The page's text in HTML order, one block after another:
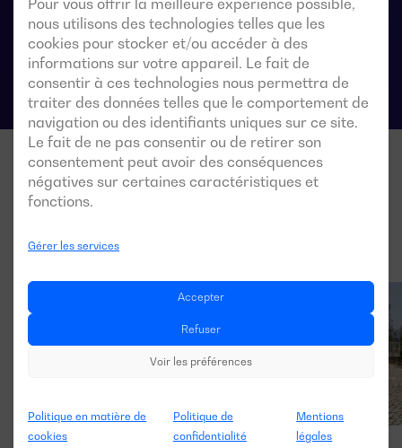
Pour vous offrir la meilleure expérience possible,
nous utilisons des technologies telles que les
cookies pour stocker et/ou accéder à des
informations sur votre appareil. Le fait de
consentir à ces technologies nous permettra de
traiter des données telles que le comportement de
navigation ou des identifiants uniques sur ce site.
Le fait de ne pas consentir ou de retirer son
consentement peut avoir des conséquences
négatives sur certaines caractéristiques et
fonctions.
Gérer les services
Accepter
Refuser
Voir les préférences
Politique en matière de
cookies
Politique de
confidentialité
Mentions
légales
transfert automatique